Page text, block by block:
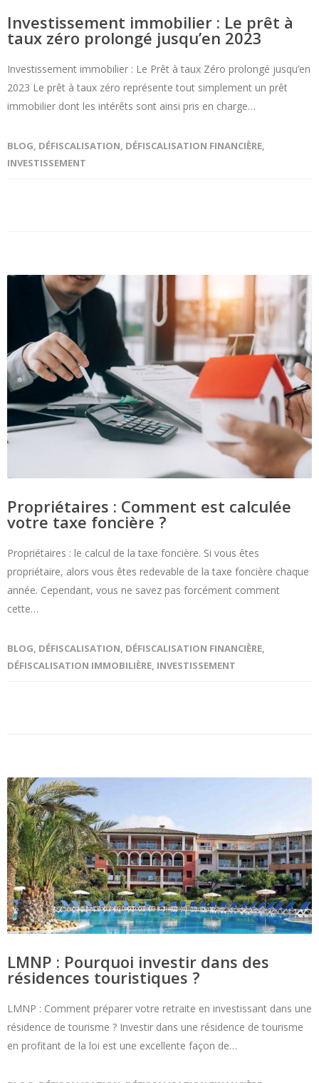
Investissement immobilier : Le prêt à
taux zéro prolongé jusqu’en 2023
Investissement immobilier : Le Prêt à taux Zéro prolongé jusqu’en
2023 Le prêt à taux zéro représente tout simplement un prêt
immobilier dont les intérêts sont ainsi pris en charge…
BLOG, DÉFISCALISATION, DÉFISCALISATION FINANCIÈRE,
INVESTISSEMENT
Propriétaires : Comment est calculée
votre taxe foncière ?
Propriétaires : le calcul de la taxe foncière. Si vous êtes
propriétaire, alors vous êtes redevable de la taxe foncière chaque
année. Cependant, vous ne savez pas forcément comment
cette…
BLOG, DÉFISCALISATION, DÉFISCALISATION FINANCIÈRE,
DÉFISCALISATION IMMOBILIÈRE, INVESTISSEMENT
LMNP : Pourquoi investir dans des
résidences touristiques ?
LMNP : Comment préparer votre retraite en investissant dans une
résidence de tourisme ? Investir dans une résidence de tourisme
en profitant de la loi est une excellente façon de…